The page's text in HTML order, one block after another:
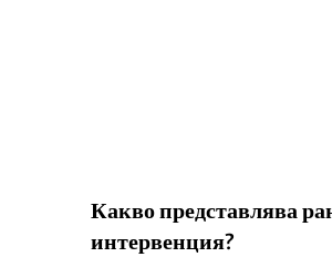
Какво представлява
интервенция?